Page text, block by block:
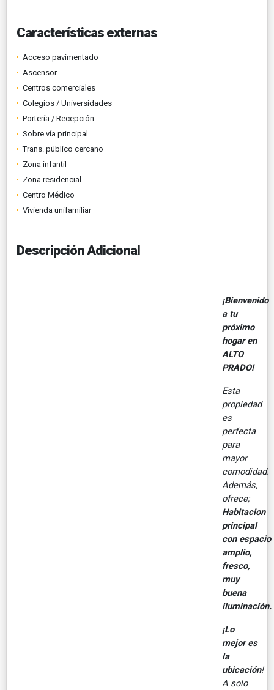
Características externas
Acceso pavimentado
Ascensor
Centros comerciales
Colegios / Universidades
Portería / Recepción
Sobre vía principal
Trans. público cercano
Zona infantil
Zona residencial
Centro Médico
Vivienda unifamiliar
Descripción Adicional
¡Bienvenido
a tu
próximo
hogar en
ALTO
PRADO!
Esta
propiedad
es
perfecta
para
mayor
comodidad.
Además,
ofrece;
Habitacion
principal
con espacio
amplio,
fresco,
muy
buena
iluminación.
¡Lo
mejor es
la
ubicación!
A solo